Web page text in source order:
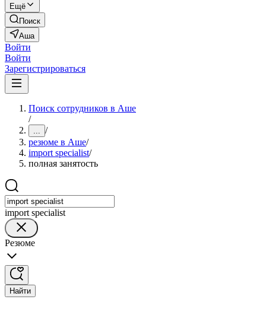
Ещё
Поиск
Аша
Войти
Войти
Зарегистрироваться
Поиск сотрудников в Аше
/
... /
резюме в Аше/
import specialist/
полная занятость
import specialist
Резюме
Найти